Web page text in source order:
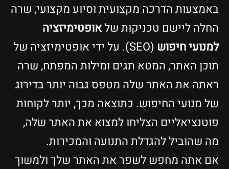
באמצעות הדרכה מקצועית וסיוע מקצועי, שרה
החלה ליישם טכניקות שלאופטימיזציה
למנועי חיפוש
(SEO). על ידי אופטימיזציה של
תוכן האתר, המטא תגים ומילות המפתח, שרה
ראתה את האתר שלה מטפס גבוה יותר בדירוג
של מנועי החיפוש. כתוצאה מכך, יותר לקוחות
פוטנציאליים הצליחו למצוא את האתר שלה,
מה שהוביל להגדלת התנועה והמכירות.
אם אתה מחפש לשפר את האתר שלך ולמשוך